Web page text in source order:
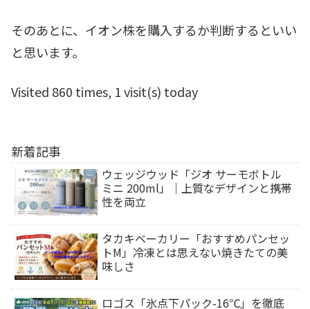
そのあとに、イオン株を購入するか判断するといい
と思います。
Visited 860 times, 1 visit(s) today
新着記事
ウェッジウッド「ジオ サーモボトル
ミニ 200ml」｜上質なデザインと携帯
性を両立
タカキベーカリー「おすすめパンセッ
トM」冷凍とは思えない焼きたての美
味しさ
ロゴス「氷点下パック-16℃」を徹底